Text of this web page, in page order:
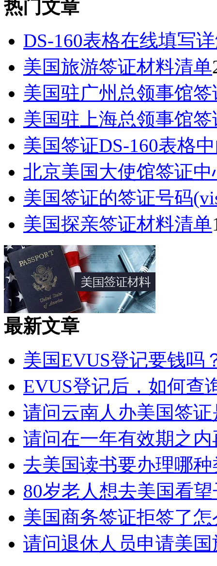
热门文章
DS-160表格在线填写
美国旅游签证材料清单
美国驻广州总领事馆
美国驻上海总领事馆
美国签证DS-160表格中
北京美国大使馆签证中
美国签证的签证号码
美国探亲签证材料清单
最新文章
美国EVUS登记要钱吗
EVUS登记后，如何查
请问云南人办美国签
请问在一年有效期之
去美国读书要办理哪
80岁老人想去美国看
美国商务签证拒签了
请问退休人员申请美